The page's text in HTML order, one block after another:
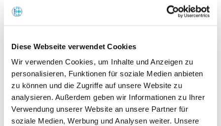
Diese Webseite verwendet Cookies
Wir verwenden Cookies, um Inhalte und Anzeigen zu
personalisieren, Funktionen für soziale Medien anbieten
zu können und die Zugriffe auf unsere Website zu
analysieren. Außerdem geben wir Informationen zu Ihrer
Verwendung unserer Website an unsere Partner für
soziale Medien, Werbung und Analysen weiter. Unsere
Offene Seminare
Tagen im Palais
Wirte-und Unternehmerbrief
Lernplattform BOUNTI
Partner
Branchennahe Organisationen